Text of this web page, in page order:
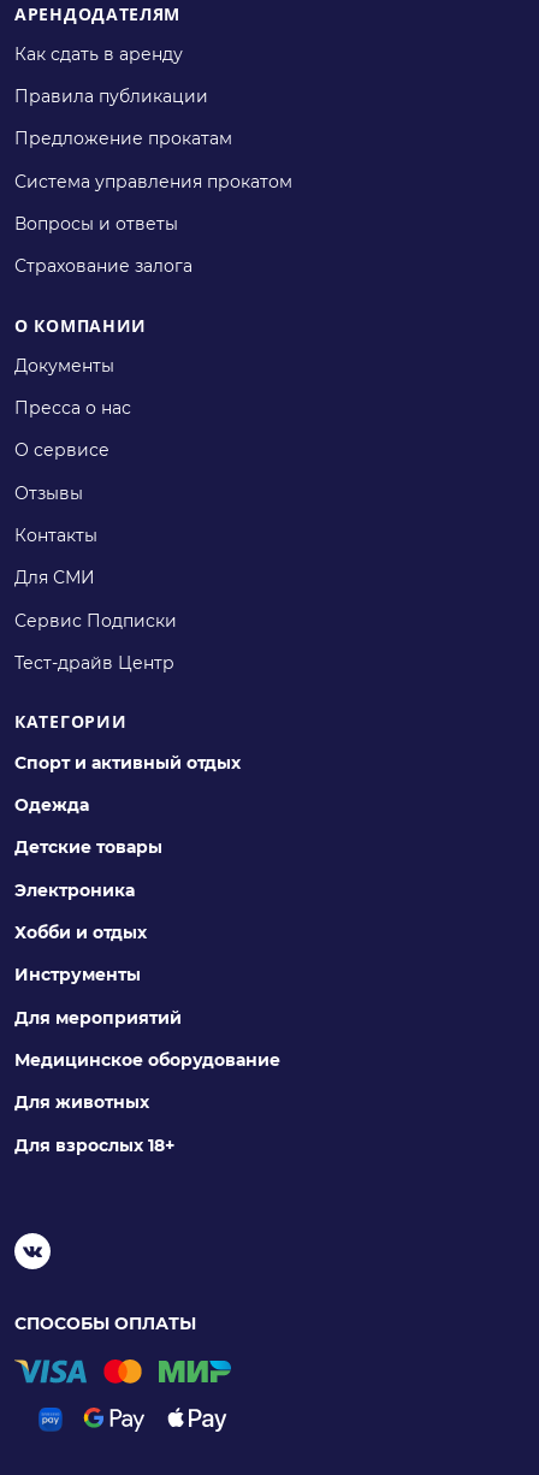
АРЕНДОДАТЕЛЯМ
Как сдать в аренду
Правила публикации
Предложение прокатам
Система управления прокатом
Вопросы и ответы
Страхование залога
О КОМПАНИИ
Документы
Пресса о нас
О сервисе
Отзывы
Контакты
Для СМИ
Сервис Подписки
Тест-драйв Центр
КАТЕГОРИИ
Спорт и активный отдых
Одежда
Детские товары
Электроника
Хобби и отдых
Инструменты
Для мероприятий
Медицинское оборудование
Для животных
Для взрослых 18+
СПОСОБЫ ОПЛАТЫ